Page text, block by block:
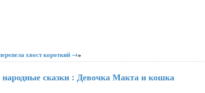
хвост короткий →»
народные сказки : Девочка Макта и кошка